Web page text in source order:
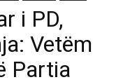
i PD,
Vetëm
Partia